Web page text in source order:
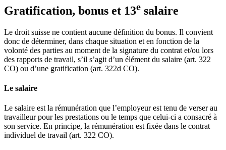
Gratification, bonus et 13e salaire
Le droit suisse ne contient aucune définition du bonus. Il convient
donc de déterminer, dans chaque situation et en fonction de la
volonté des parties au moment de la signature du contrat et/ou lors
des rapports de travail, s’il s’agit d’un élément du salaire (art. 322
CO) ou d’une gratification (art. 322d CO).
Le salaire
Le salaire est la rémunération que l’employeur est tenu de verser au
travailleur pour les prestations ou le temps que celui-ci a consacré à
son service. En principe, la rémunération est fixée dans le contrat
individuel de travail (art. 322 CO).